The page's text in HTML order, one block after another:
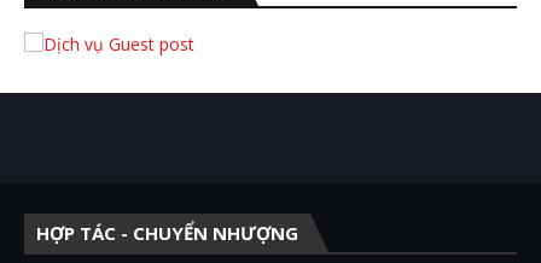
HỢP TÁC - CHUYỂN NHƯỢNG